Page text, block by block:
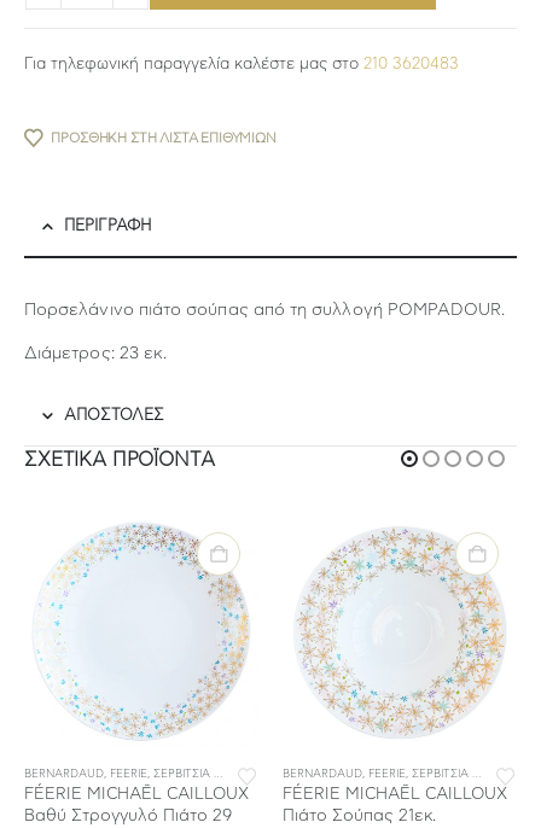
Για τηλεφωνική παραγγελία καλέστε μας στο 210 3620483
ΠΡΟΣΘΉΚΗ ΣΤΗ ΛΊΣΤΑ ΕΠΙΘΥΜΙΏΝ
ΠΕΡΙΓΡΑΦΉ
Πορσελάνινο πιάτο σούπας από τη συλλογή POMPADOUR.
Διάμετρος: 23 εκ.
ΑΠΟΣΤΟΛΕΣ
ΣΧΕΤΙΚΆ ΠΡΟΪΌΝΤΑ
,ΣΕΡΒΙΤΣΙΑ ΦΑΓΗΤΟΥ
BERNARDAUD, FEERIE, ΣΕΡΒΙΤΣΙΑ ΠΟΡΣΕΛΑΝΗΣ ,ΣΕΡΒΙΤΣΙΑ ΦΑΓΗΤΟΥ
FÉERIE MICHAËL CAILLOUX
Βαθύ Στρογγυλό Πιάτο 29
BERNARDAUD, FEERIE, ΣΕΡΒΙΤΣΙΑ ΠΟΡΣΕΛΑΝΗΣ
FÉERIE MICHAËL CAILLOUX
Πιάτο Σούπας 21εκ.